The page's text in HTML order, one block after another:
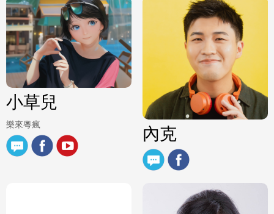
小草兒
樂來粵瘋
內克